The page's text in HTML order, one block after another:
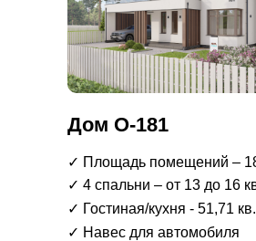
✓ Навес для автомобиля
✓ Гостиная/кухня - 51,71
✓ 4 спальни – от 13 до 16
✓ Площадь помещений –
Дом О-181